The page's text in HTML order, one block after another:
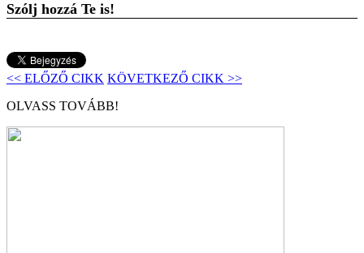
Szólj hozzá Te is!
<< ELŐZŐ CIKK KÖVETKEZŐ CIKK >>
OLVASS TOVÁBB!